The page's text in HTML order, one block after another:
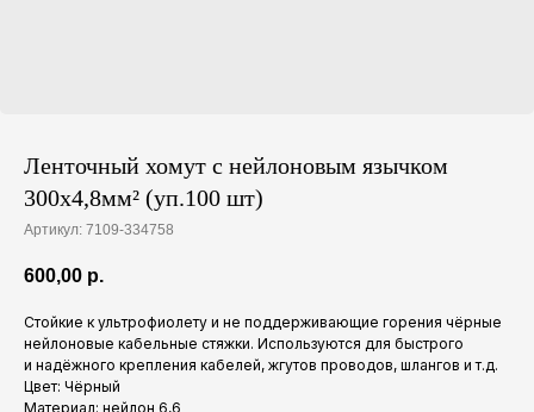
Ленточный хомут с нейлоновым язычком
300х4,8мм² (уп.100 шт)
Артикул: 7109-334758
600,00 р.
Стойкие к ультрофиолету и не поддерживающие горения чёрные
нейлоновые кабельные стяжки. Используются для быстрого
и надёжного крепления кабелей, жгутов проводов, шлангов и т.д.
Цвет: Чёрный
Материал: нейлон 6,6